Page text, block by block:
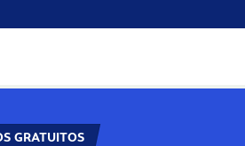
GRATUITOS